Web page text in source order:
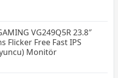
VG249Q5R 23.8″
Flicker Free Fast IPS
Monitör